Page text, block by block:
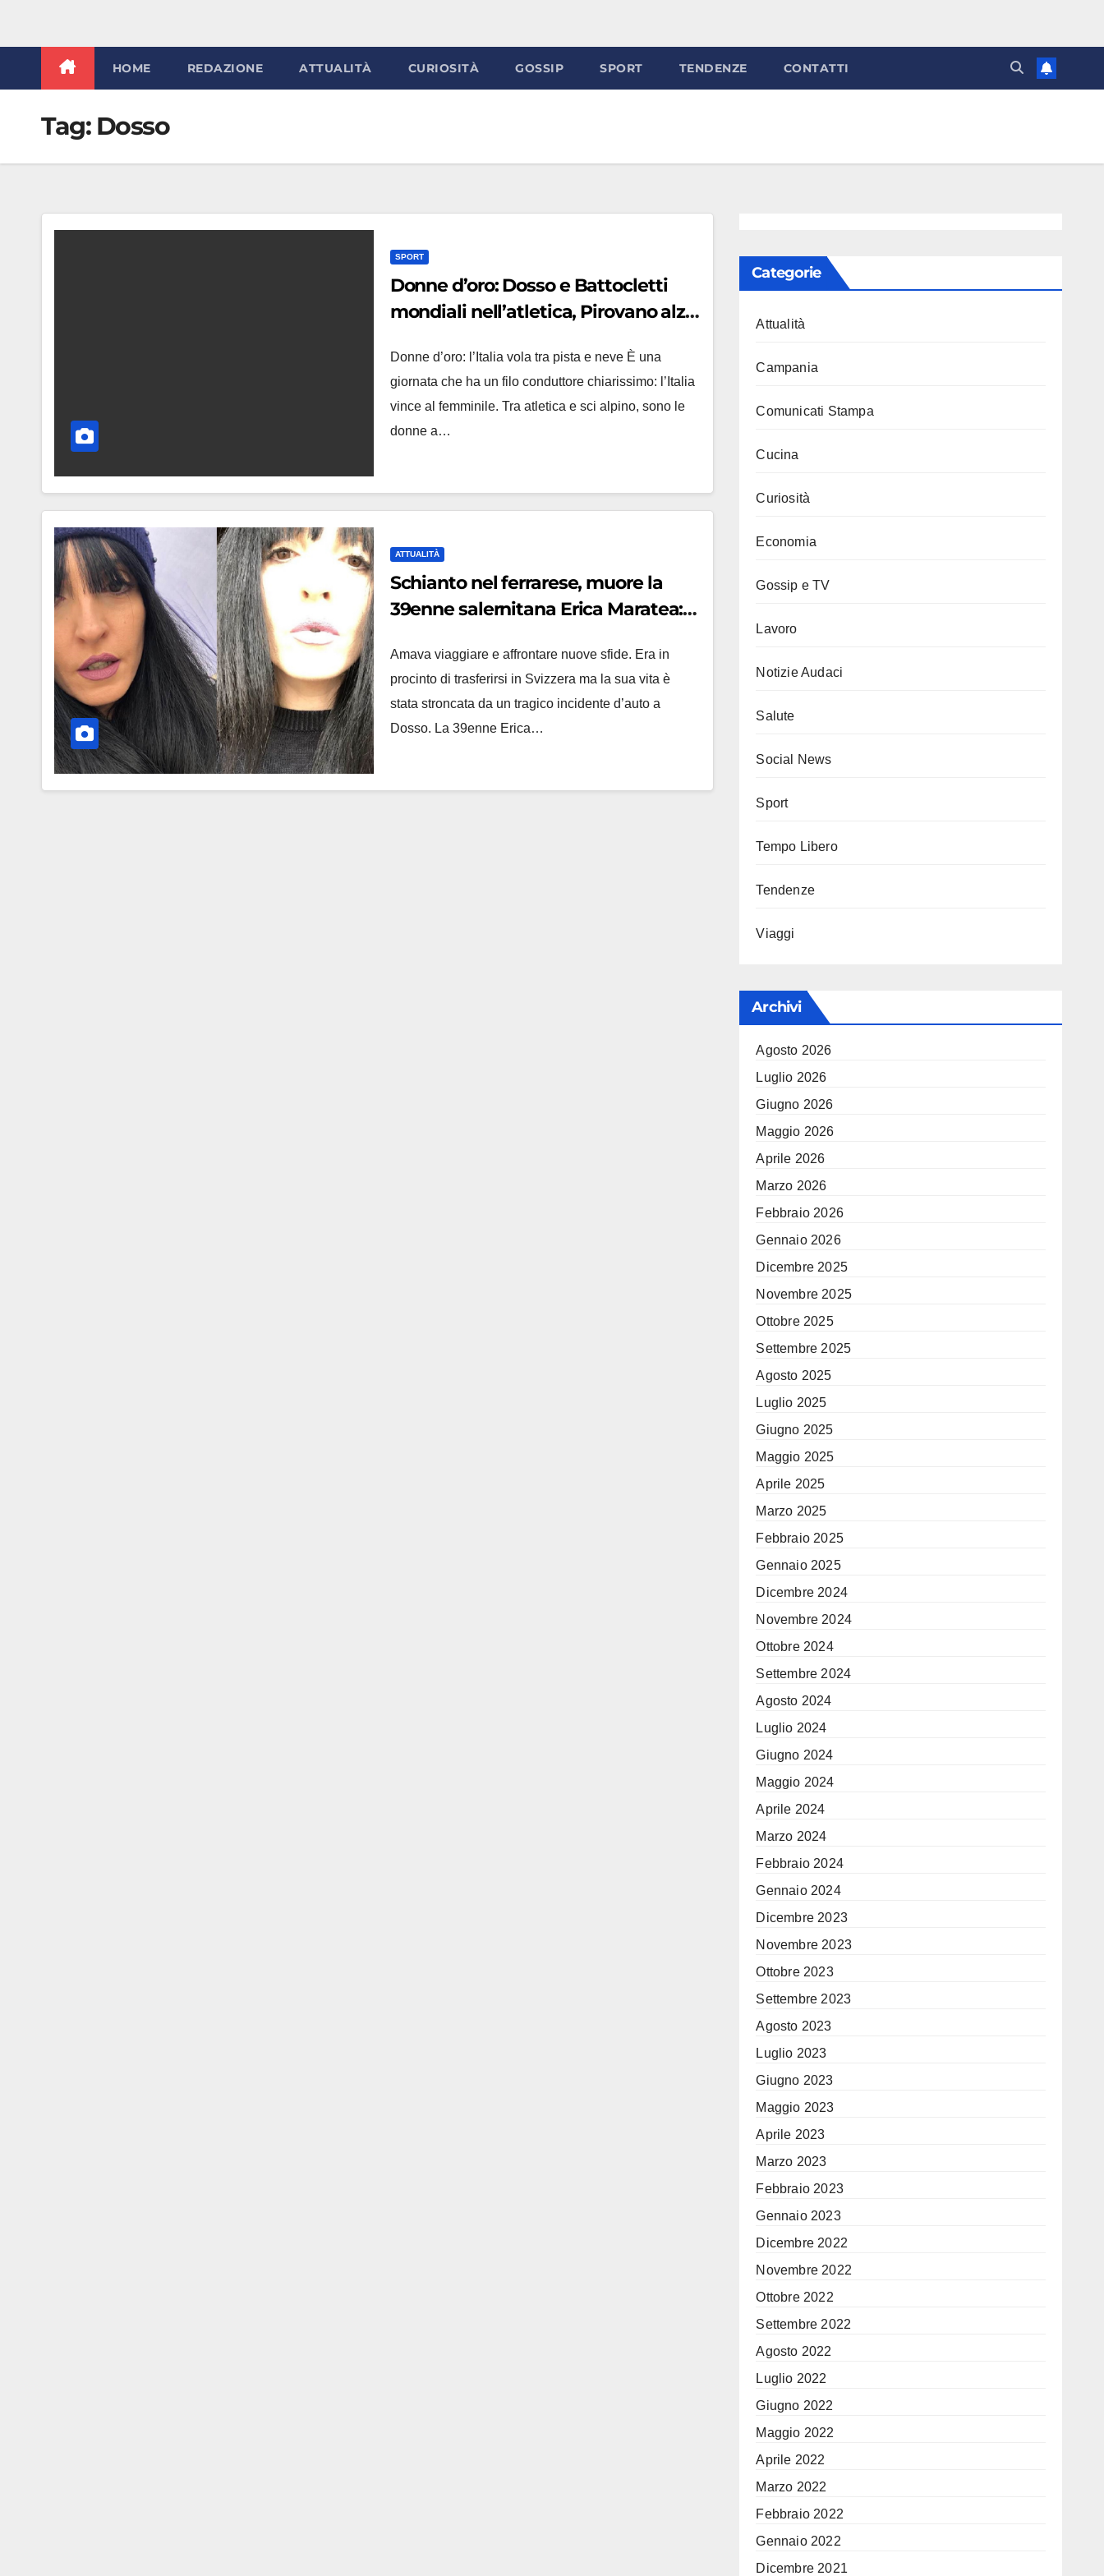
HOME REDAZIONE ATTUALITÀ CURIOSITÀ GOSSIP SPORT TENDENZE CONTATTI
Tag: Dosso
SPORT
Donne d’oro: Dosso e Battocletti
mondiali nell’atletica, Pirovano alza
Donne d’oro: l’Italia vola tra pista e neve È una
giornata che ha un filo conduttore chiarissimo: l’Italia
vince al femminile. Tra atletica e sci alpino, sono le
donne a…
ATTUALITÀ
Schianto nel ferrarese, muore la
39enne salernitana Erica Maratea:
Amava viaggiare e affrontare nuove sfide. Era in
procinto di trasferirsi in Svizzera ma la sua vita è
stata stroncata da un tragico incidente d’auto a
Dosso. La 39enne Erica…
Categorie
Attualità
Campania
Comunicati Stampa
Cucina
Curiosità
Economia
Gossip e TV
Lavoro
Notizie Audaci
Salute
Social News
Sport
Tempo Libero
Tendenze
Viaggi
Archivi
Agosto 2026
Luglio 2026
Giugno 2026
Maggio 2026
Aprile 2026
Marzo 2026
Febbraio 2026
Gennaio 2026
Dicembre 2025
Novembre 2025
Ottobre 2025
Settembre 2025
Agosto 2025
Luglio 2025
Giugno 2025
Maggio 2025
Aprile 2025
Marzo 2025
Febbraio 2025
Gennaio 2025
Dicembre 2024
Novembre 2024
Ottobre 2024
Settembre 2024
Agosto 2024
Luglio 2024
Giugno 2024
Maggio 2024
Aprile 2024
Marzo 2024
Febbraio 2024
Gennaio 2024
Dicembre 2023
Novembre 2023
Ottobre 2023
Settembre 2023
Agosto 2023
Luglio 2023
Giugno 2023
Maggio 2023
Aprile 2023
Marzo 2023
Febbraio 2023
Gennaio 2023
Dicembre 2022
Novembre 2022
Ottobre 2022
Settembre 2022
Agosto 2022
Luglio 2022
Giugno 2022
Maggio 2022
Aprile 2022
Marzo 2022
Febbraio 2022
Gennaio 2022
Dicembre 2021